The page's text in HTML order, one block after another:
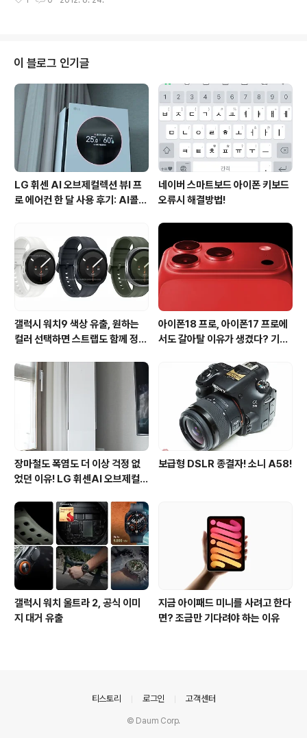
을 구매해서 사용하시는 분들은 휴대성이 좋다는 이유로
다. 휴대폰의 경우는 WIFI존에서 인터넷을 하다가도 WIFI
존을 벗어나면 3G/LTE를 통해 무선 인터넷을 즐길 수 있
다지만, 일반적인 노트북은 WIFI만 지원해 서비스 존을 벗
어나면 인터넷을 이용하는데 다소 어려움이 발생하게 되는
데요. 그래서 최근에는 언제 어디서나 빠른 속도로 인터넷
을 즐길 수 있도록 노트북에 4G 와이..
이 블로그 인기글
LG 휘센 AI 오브제컬렉션 뷰I 프
로 에어컨 한 달 사용 후기: AI콜드
네이버 스마트보드 아이폰 키보드
오류시 해결방법!
갤럭시 워치9 색상 유출, 원하는
컬러 선택하면 스트랩도 함께 정해
아이폰18 프로, 아이폰17 프로에
서도 갈아탈 이유가 생겼다? 기대
장마철도 폭염도 더 이상 걱정 없
었던 이유! LG 휘센AI 오브제컬렉
사용 후기
보급형 DSLR 종결자! 소니 A58!
갤럭시 워치 울트라 2, 공식 이미
지 대거 유출
지금 아이패드 미니를 사려고 한다
면? 조금만 기다려야 하는 이유
티스토리 로그인 고객센터
© Daum Corp.